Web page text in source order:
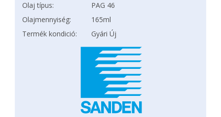
Olaj típus:
PAG 46
Olajmennyiség:
165ml
Termék kondició:
Gyári Új